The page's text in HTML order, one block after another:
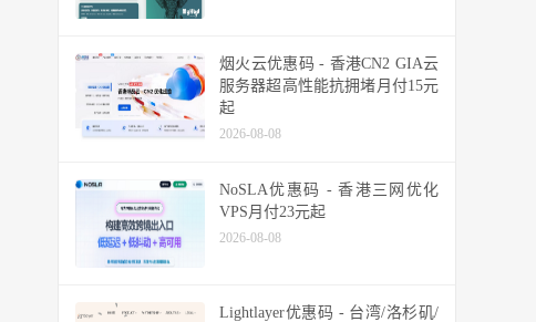
烟火云优惠码 - 香港CN2 GIA云
服务器超高性能抗拥堵月付15元
起
2026-08-08
NoSLA优惠码 - 香港三网优化
VPS月付23元起
2026-08-08
Lightlayer优惠码 - 台湾/洛杉矶/